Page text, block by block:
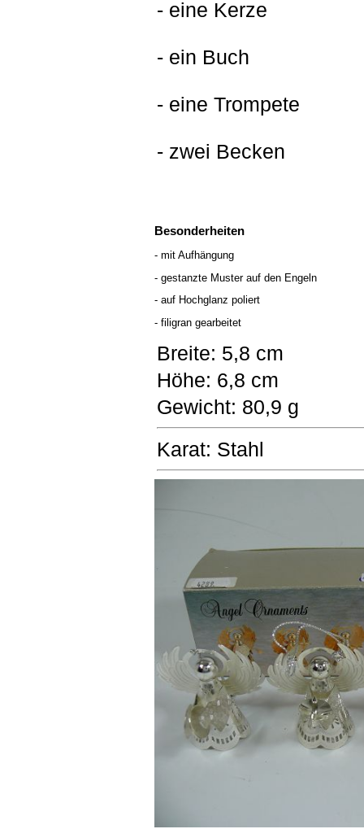
- eine Kerze
- ein Buch
- eine Trompete
- zwei Becken
Besonderheiten
- mit Aufhängung
- gestanzte Muster auf den Engeln
- auf Hochglanz poliert
- filigran gearbeitet
Breite: 5,8 cm
Höhe: 6,8 cm
Gewicht: 80,9 g
Karat: Stahl